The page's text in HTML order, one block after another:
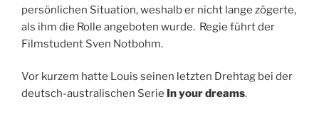
persönlichen Situation, weshalb er nicht lange zögerte,
als ihm die Rolle angeboten wurde. Regie führt der
Filmstudent Sven Notbohm.
Vor kurzem hatte Louis seinen letzten Drehtag bei der
deutsch-australischen Serie In your dreams.